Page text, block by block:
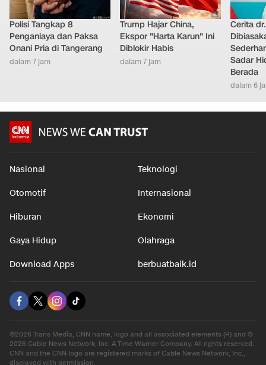
Polisi Tangkap 8
Penganiaya dan Paksa
Onani Pria di Tangerang
dalam 7 jam
Trump Hajar China,
Ekspor "Harta Karun" Ini
Diblokir Habis
dalam 7 jam
Cerita
Sadar
Berada
dalam 6
Nasional Teknologi
Otomotif Internasional
Hiburan Ekonomi
Gaya Hidup Olahraga
Download Apps berbuatbaik.id
©2026 Trans Media, CNN name, logo and all associated elements (R) and ©
2026 Cable News Network, Inc. A Time Warner Company. All rights reserved.
CNN and the CNN logo are registered marks of Cable News Network, Inc.,
displayed with permission.